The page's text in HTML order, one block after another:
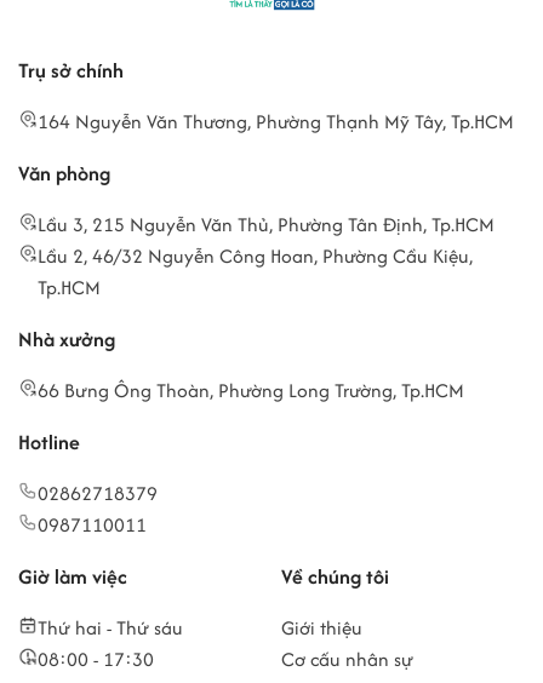
Trụ sở chính
164 Nguyễn Văn Thương, Phường Thạnh Mỹ Tây, Tp.HCM
Văn phòng
Lầu 3, 215 Nguyễn Văn Thủ, Phường Tân Định, Tp.HCM
Lầu 2, 46/32 Nguyễn Công Hoan, Phường Cầu Kiệu,
Tp.HCM
Nhà xưởng
66 Bưng Ông Thoàn, Phường Long Trường, Tp.HCM
Hotline
02862718379
0987110011
Giờ làm việc
Thứ hai - Thứ sáu
08:00 - 17:30
Về chúng tôi
Giới thiệu
Cơ cấu nhân sự